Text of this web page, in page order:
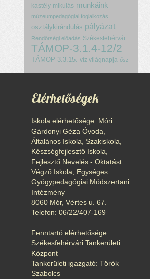
kastély mikulás munkáink
múzeumpedagógiai foglalkozás
osztálykirándulás pályázat
Rendőrségi előadás Székesfehérvár
TÁMOP-3.1.4-12/2
TÁMOP-3.3.15. víz világnapja ősz
Elérhetőségek
Iskola elérhetősége: Móri
Gárdonyi Géza Óvoda,
Általános Iskola, Szakiskola,
Készségfejlesztő Iskola,
Fejlesztő Nevelés - Oktatást
Végző Iskola, Egységes
Gyógypedagógiai Módszertani
Intézmény
8060 Mór, Vértes u. 67.
Telefon: 06/22/407-169
Fenntartó elérhetősége:
Székesfehérvári Tankerületi
Központ
Tankerületi igazgató: Török
Szabolcs